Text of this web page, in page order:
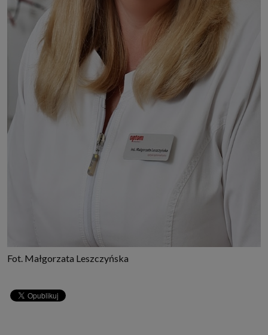
Fot. Małgorzata Leszczyńska